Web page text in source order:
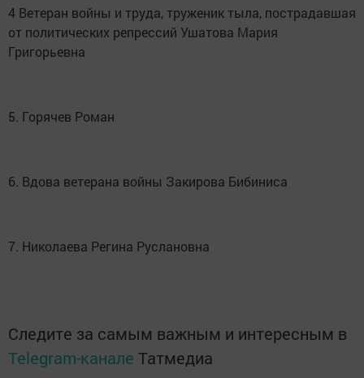
4 Ветеран войны и труда, труженик тыла, пострадавшая
от политических репрессий Ушатова Мария
Григорьевна
5. Горячев Роман
6. Вдова ветерана войны Закирова Бибиниса
7. Николаева Регина Руслановна
Следите за самым важным и интересным в
Telegram-канале Татмедиа